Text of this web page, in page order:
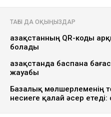
ТАҒЫ ДА ОҚЫҢЫЗДАР
Қазақстанның QR-коды
болады
Қазақстанда баспана
жауабы
Базалық мөлшерлеменің
несиеге қалай әсер етеді: